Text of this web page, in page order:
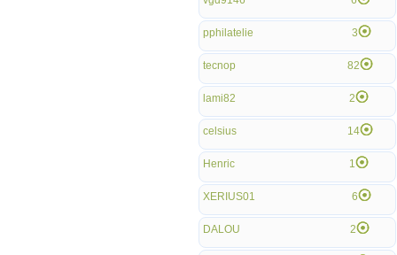
pphilatelie 3
tecnop 82
lami82 2
celsius 14
Henric 1
XERIUS01 6
DALOU 2